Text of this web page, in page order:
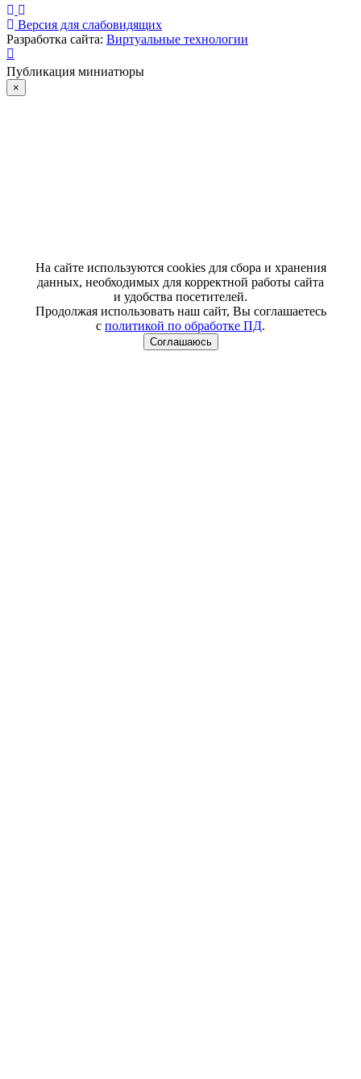
Версия для слабовидящих
Разработка сайта: Виртуальные технологии
Публикация миниатюры
×
На сайте используются cookies для сбора и хранения
данных, необходимых для корректной работы сайта
и удобства посетителей.
Продолжая использовать наш сайт, Вы соглашаетесь
с политикой по обработке ПД.
Соглашаюсь